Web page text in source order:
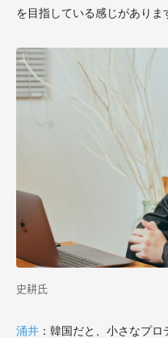
を目指している感じがありま
史耕氏
涌井 ：韓国だと、小さなプ